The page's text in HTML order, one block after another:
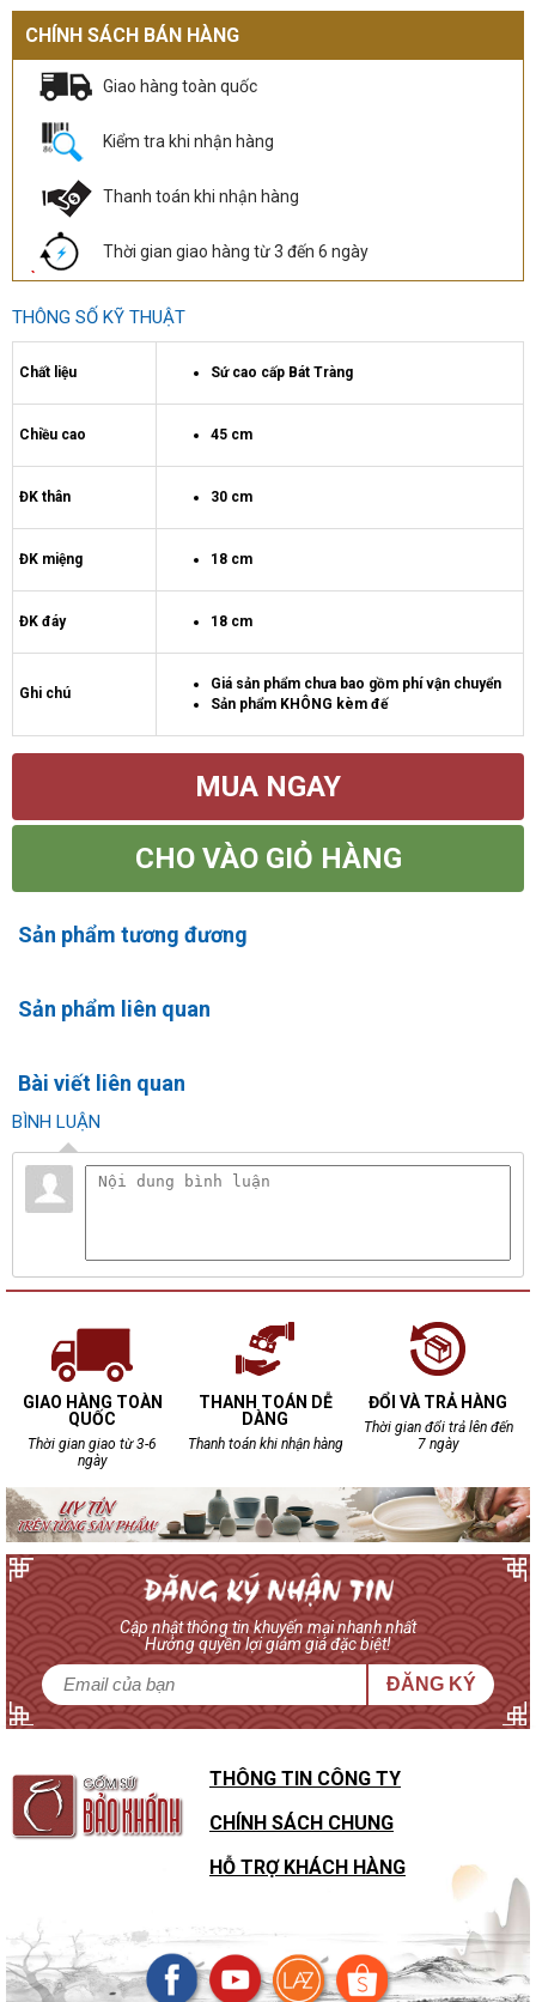
CHÍNH SÁCH BÁN HÀNG
Giao hàng toàn quốc
Kiểm tra khi nhận hàng
Thanh toán khi nhận hàng
Thời gian giao hàng từ 3 đến 6 ngày
THÔNG SỐ KỸ THUẬT
Chất liệu Sứ cao cấp Bát Tràng
Chiều cao 45 cm
ĐK thân 30 cm
ĐK miệng 18 cm
ĐK đáy 18 cm
Ghi chú
Giá sản phẩm chưa bao gồm phí vận chuyển
Sản phẩm KHÔNG kèm đế
MUA NGAY
CHO VÀO GIỎ HÀNG
Sản phẩm tương đương
Sản phẩm liên quan
Bài viết liên quan
BÌNH LUẬN
GIAO HÀNG TOÀN
QUỐC
Thời gian giao từ 3-6
ngày
THANH TOÁN DỄ
DÀNG
Thanh toán khi nhận hàng
ĐỔI VÀ TRẢ HÀNG
Thời gian đổi trả lên đến
7 ngày
Cập nhật thông tin khuyến mại nhanh nhất
Hưởng quyền lợi giảm giá đặc biệt!
ĐĂNG KÝ
THÔNG TIN CÔNG TY
CHÍNH SÁCH CHUNG
HỖ TRỢ KHÁCH HÀNG